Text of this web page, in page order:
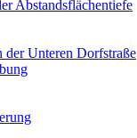
Abstandsflächentiefe
der Unteren Dorfstraße